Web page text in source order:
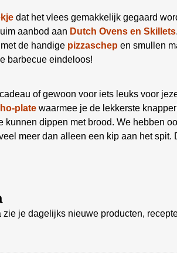
dat het vlees gemakkelijk gegaard
aanbod aan Dutch Ovens en Skillets
de handige pizzaschep en smullen
barbecue eindeloos!
of gewoon voor iets leuks voor
plate waarmee je de lekkerste
dippen met brood. We hebben
meer dan alleen een kip aan het
zie je dagelijks nieuwe producten,